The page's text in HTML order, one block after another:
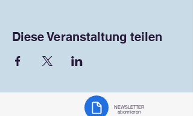
Diese Veranstaltung teilen
NEWSLETTER
abonnieren